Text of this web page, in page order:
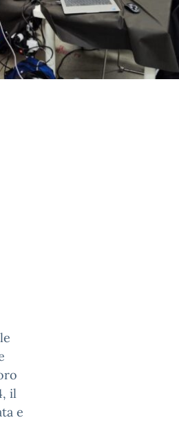
il
e